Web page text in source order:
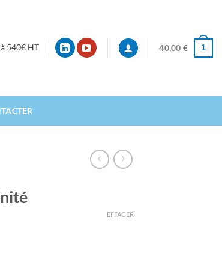
540€ HT 40,00€ 1
EFFACER